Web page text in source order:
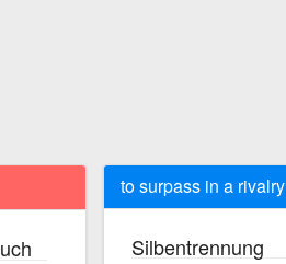
to surpass in a rivalry
Silbentrennung